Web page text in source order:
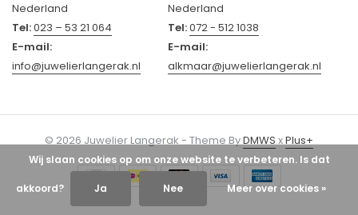
Nederland
Tel:023 – 53 21 064
E-mail:
info@juwelierlangerak.nl
Nederland
Tel:072 - 512 1038
E-mail:
alkmaar@juwelierlangerak.nl
© 2026 Juwelier Langerak - Theme ByDMWSxPlus+
Wij slaan cookies op om onze website te verbeteren. Is dat
akkoord? Ja Nee Meer over cookies »